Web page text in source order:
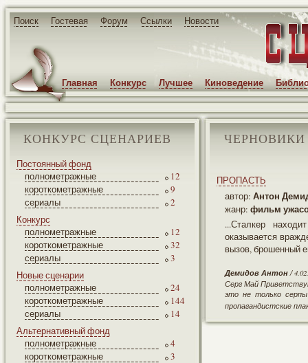
Поиск Гостевая Форум Ссылки Новости
Главная Конкурс Лучшее Киноведение
КОНКУРС СЦЕНАРИЕВ
Постоянный фонд
полнометражные
12
короткометражные
9
сериалы
2
Конкурс
полнометражные
12
короткометражные
32
сериалы
3
Новые сценарии
полнометражные
24
короткометражные
144
сериалы
14
Альтернативный фонд
полнометражные
4
короткометражные
3
ПРОПАСТЬ
автор: Антон
жанр: фильм
...Сталкер
оказывается
вызов, брошенный
Демидов Антон/
Серг Май
это не только
пропагандистские